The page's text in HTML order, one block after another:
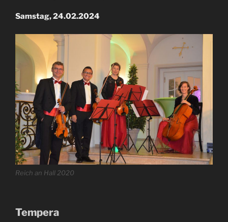
Samstag, 24.02.2024
Reich an Hall 2020
Tempera